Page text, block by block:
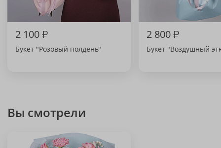
2 100₽
Букет "Розовый полдень"
2 800₽
Букет "Воздушный
Вы смотрели